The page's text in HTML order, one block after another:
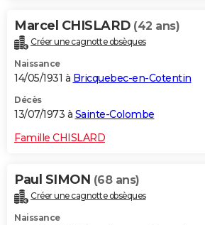
Marcel CHISLARD (42 ans)
Créer une cagnotte obsèques
Naissance
14/05/1931 à Bricquebec-en-Cotentin
Décès
13/07/1973 à Sainte-Colombe
Famille CHISLARD
Paul SIMON (68 ans)
Créer une cagnotte obsèques
Naissance